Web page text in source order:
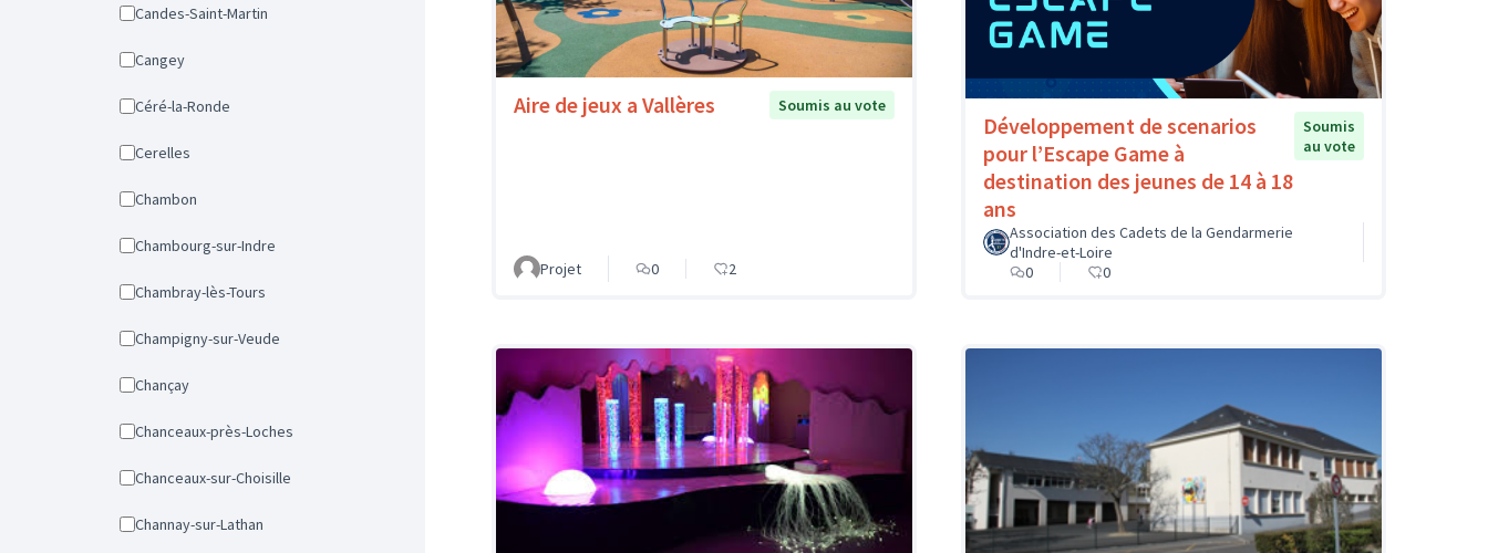
Candes-Saint-Martin
Cangey
Céré-la-Ronde
Cerelles
Chambon
Chambourg-sur-Indre
Chambray-lès-Tours
Champigny-sur-Veude
Chançay
Chanceaux-près-Loches
Chanceaux-sur-Choisille
Channay-sur-Lathan
Aire de jeux a Vallères Soumis au vote
Projet 0 2
Développement de scenarios
pour l’Escape Game à
destination des jeunes de 14 à 18
ans
Soumis
au vote
Association des Cadets de la Gendarmerie
d'Indre-et-Loire
0
0